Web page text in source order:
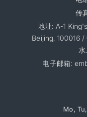
传
地址: A-1
Beijing, 100016 /
电子邮箱:
Mo,